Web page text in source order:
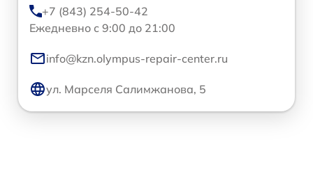
+7 (843) 254-50-42
Ежедневно с 9:00 до 21:00
info@kzn.olympus-repair-center.ru
ул. Марселя Салимжанова, 5